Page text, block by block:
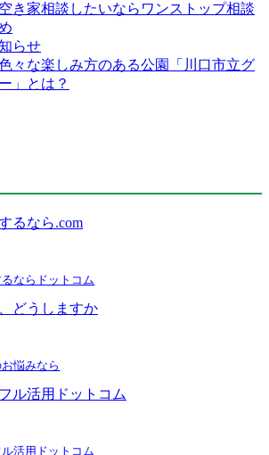
き家相談したいならワンストップ相談
らせ
々な楽しみ方のある公園「川口市立グ
」とは？
ならドットコム
悩みなら
活用ドットコム